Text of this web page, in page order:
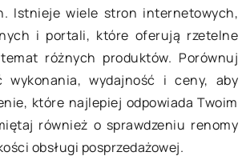
Istnieje wiele stron internetowych,
i portali, które oferują rzetelne
różnych produktów. Porównuj
wykonania, wydajność i ceny, aby
które najlepiej odpowiada Twoim
również o sprawdzeniu renomy
obsługi posprzedażowej.